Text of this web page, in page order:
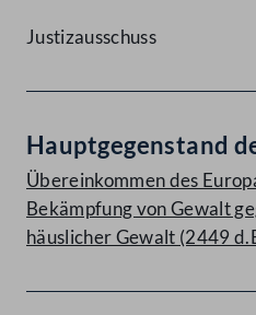
Justizausschuss
Hauptgegenstand
Übereinkommen des
Bekämpfung von Gewalt
häuslicher Gewalt (2449